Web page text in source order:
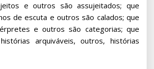
e outros são assujeitados; que
de escuta e outros são calados; que
e outros são categorias; que
arquiváveis, outros, histórias